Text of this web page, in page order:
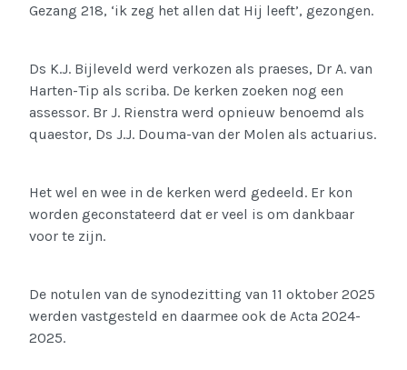
Gezang 218, ‘ik zeg het allen dat Hij leeft’, gezongen.
Ds K.J. Bijleveld werd verkozen als praeses, Dr A. van
Harten-Tip als scriba. De kerken zoeken nog een
assessor. Br J. Rienstra werd opnieuw benoemd als
quaestor, Ds J.J. Douma-van der Molen als actuarius.
Het wel en wee in de kerken werd gedeeld. Er kon
worden geconstateerd dat er veel is om dankbaar
voor te zijn.
De notulen van de synodezitting van 11 oktober 2025
werden vastgesteld en daarmee ook de Acta 2024-
2025.